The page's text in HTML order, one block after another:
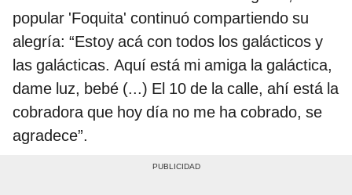
popular 'Foquita' continuó compartiendo su
alegría: “Estoy acá con todos los galácticos y
las galácticas. Aquí está mi amiga la galáctica,
dame luz, bebé (...) El 10 de la calle, ahí está la
cobradora que hoy día no me ha cobrado, se
agradece”.